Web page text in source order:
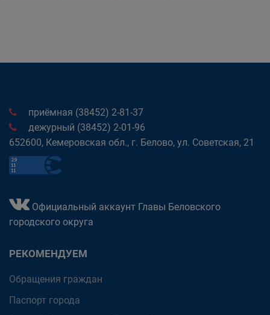
приёмная (38452) 2-81-37
дежурный (38452) 2-01-96
652600, Кемеровская обл., г. Белово, ул. Советская, 21
Официальный аккаунт Главы Беловского
городского округа
РЕКОМЕНДУЕМ
Обращения граждан
Паспорт города